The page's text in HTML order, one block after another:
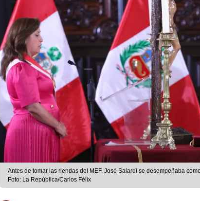
Antes de tomar las riendas del MEF, José Salardi se desempeñaba como presidente ejecutivo de Proinversión.
Foto: La República/Carlos Félix